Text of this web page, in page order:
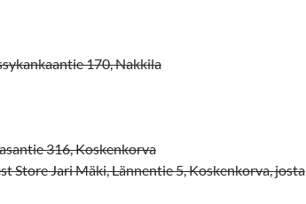
170, Nakkila
316, Koskenkorva
Store Jari Mäki, Lännentie 5, Koskenkorva, josta